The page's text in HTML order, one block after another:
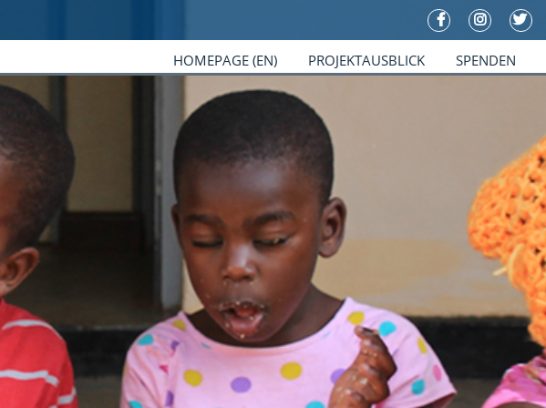
HOMEPAGE (EN) PROJEKTAUSBLICK SPENDEN